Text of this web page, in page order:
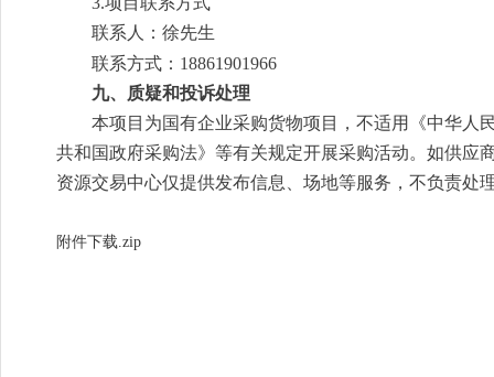
联系人：徐先生
联系方式：18861901966
九、
质疑和投诉处理
本项目为国有企业采购货物项目，不适用《中华人
共和国政府采购法》等有关规定开展采购活动。如供应
资源交易中心仅提供发布信息、场地等服务，不负责处
附件下载.zip